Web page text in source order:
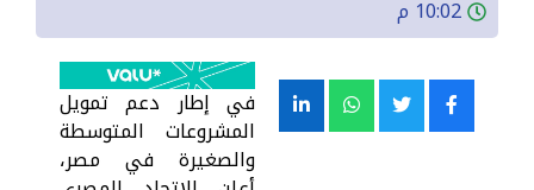
10:02 م
في إطار دعم تمويل
المشروعات المتوسطة
والصغيرة في مصر،